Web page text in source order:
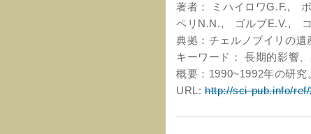
著者： ミハイロワG.F.,
ペリN.N., ゴルブE.V.,
典拠：チェルノブイリの
キーワード： 長期的影響
概要：1990~1992年の研究
URL: http://sci-pub.info/